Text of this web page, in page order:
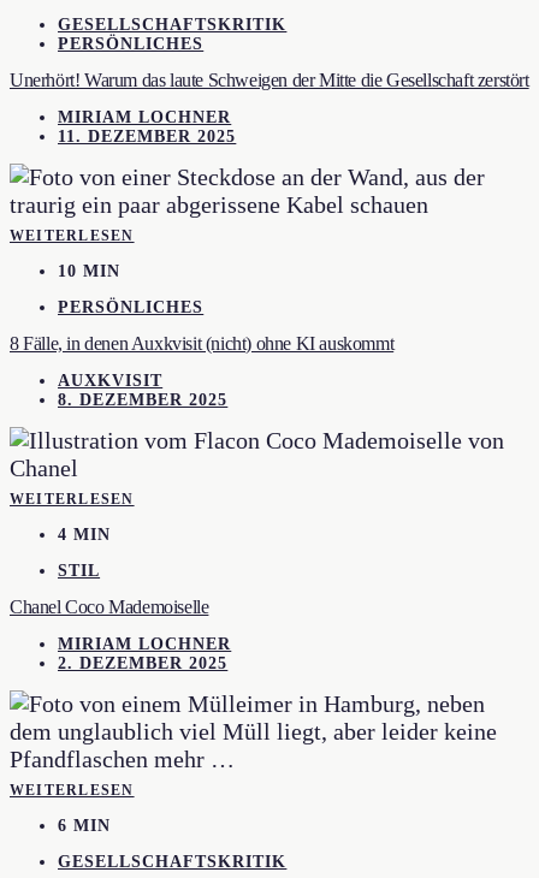
GESELLSCHAFTSKRITIK
PERSÖNLICHES
Unerhört! Warum das laute Schweigen der Mitte die Gesellschaft zerstört
MIRIAM LOCHNER
11. DEZEMBER 2025
WEITERLESEN
10 MIN
PERSÖNLICHES
8 Fälle, in denen Auxkvisit (nicht) ohne KI auskommt
AUXKVISIT
8. DEZEMBER 2025
WEITERLESEN
4 MIN
STIL
Chanel Coco Mademoiselle
MIRIAM LOCHNER
2. DEZEMBER 2025
WEITERLESEN
6 MIN
GESELLSCHAFTSKRITIK